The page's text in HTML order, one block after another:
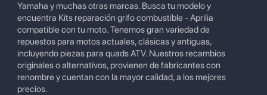
Yamaha y muchas otras marcas. Busca tu modelo y
encuentra Kits reparación grifo combustible - Aprilia
compatible con tu moto. Tenemos gran variedad de
repuestos para motos actuales, clásicas y antiguas,
incluyendo piezas para quads ATV. Nuestros recambios
originales o alternativos, provienen de fabricantes con
renombre y cuentan con la mayor calidad, a los mejores
precios.